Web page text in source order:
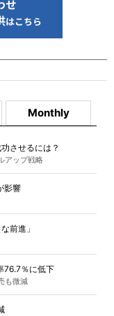
Monthly
させるには？
アップ戦略
影響
前進」
76.7％に低下
も微減